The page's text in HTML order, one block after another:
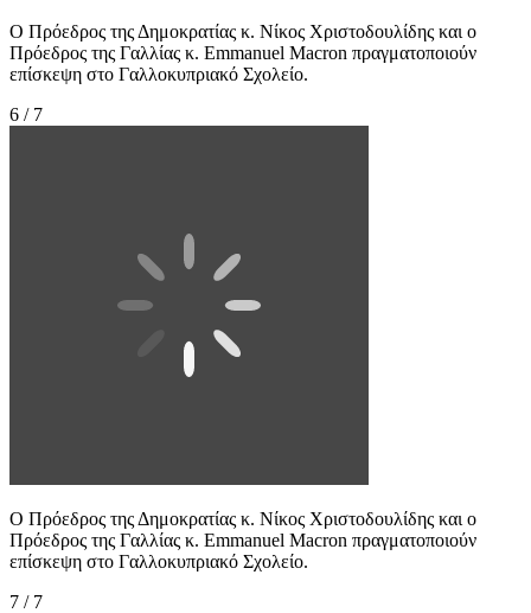
Ο Πρόεδρος της Δημοκρατίας κ. Νίκος Χριστοδουλίδης και ο
Πρόεδρος της Γαλλίας κ. Emmanuel Macron πραγματοποιούν
επίσκεψη στο Γαλλοκυπριακό Σχολείο.
6 / 7
Ο Πρόεδρος της Δημοκρατίας κ. Νίκος Χριστοδουλίδης και ο
Πρόεδρος της Γαλλίας κ. Emmanuel Macron πραγματοποιούν
επίσκεψη στο Γαλλοκυπριακό Σχολείο.
7 / 7